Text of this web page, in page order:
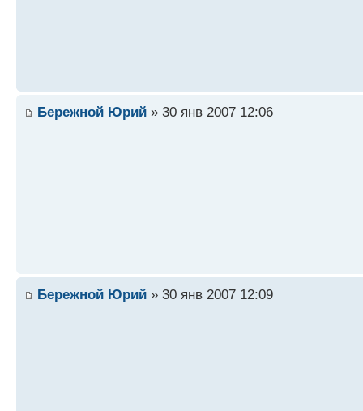
Бережной Юрий » 30 янв 2007 12:06
Бережной Юрий » 30 янв 2007 12:09